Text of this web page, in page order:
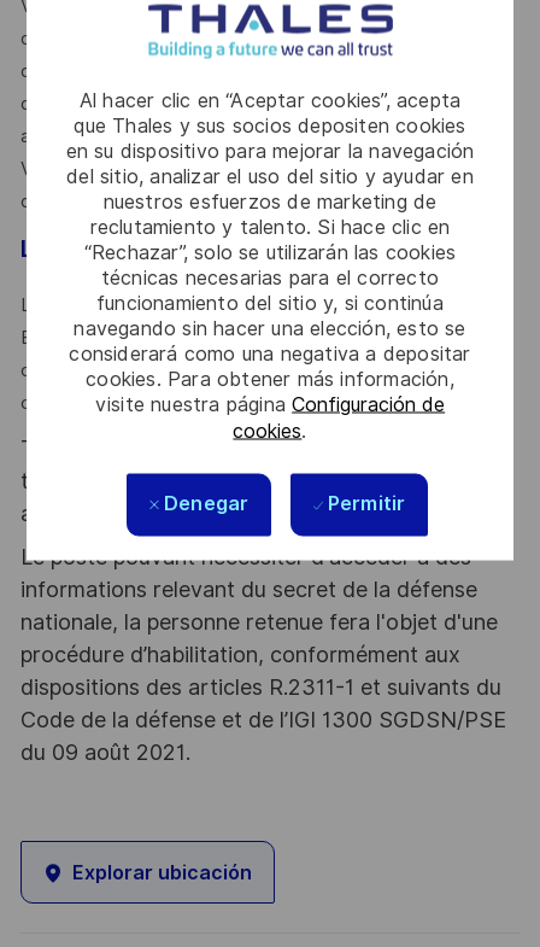
Al hacer clic en “Aceptar cookies”, acepta
que Thales y sus socios depositen cookies
en su dispositivo para mejorar la navegación
del sitio, analizar el uso del sitio y ayudar en
nuestros esfuerzos de marketing de
reclutamiento y talento. Si hace clic en
“Rechazar”, solo se utilizarán las cookies
técnicas necesarias para el correcto
funcionamiento del sitio y, si continúa
navegando sin hacer una elección, esto se
considerará como una negativa a depositar
cookies. Para obtener más información,
visite nuestra páginaConfiguración de
cookies.
Denegar Permitir
Vous savez vérifier les livrables techniques des équipes
d'ingénierie (besoins du client, exigences, choix
d'architecture...) et vous êtes capable d'engager et
d'influencer un ensemble diversifié de parties prenantes
autour d'objectifs clairs et réalisables.
Vous êtes capable de prendre des décisions, même dans
des contextes incertains.
Le mot de l'équipe
L’équipe delivery du centre de compétences Guerre
Electronique est une équipe dynamique, sympathique et
orientée sur la réussite collective. L’entraide et le partage
constituent les valeurs primordiales de cette équipe.
Thales, entreprise Handi-Engagée, reconnait
tous les talents. La diversité est notre meilleur
atout. Postulez et rejoignez nous !
Le poste pouvant nécessiter d'accéder à des
informations relevant du secret de la défense
nationale, la personne retenue fera l'objet d'une
procédure d’habilitation, conformément aux
dispositions des articles R.2311-1 et suivants du
Code de la défense et de l’IGI 1300 SGDSN/PSE
du 09 août 2021.
Explorar ubicación